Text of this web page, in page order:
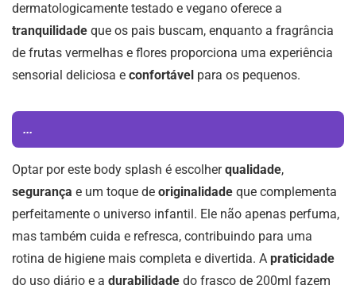
dermatologicamente testado e vegano oferece a
tranquilidade que os pais buscam, enquanto a fragrância
de frutas vermelhas e flores proporciona uma experiência
sensorial deliciosa e confortável para os pequenos.
...
Optar por este body splash é escolherqualidade,
segurança e um toque de originalidade que complementa
perfeitamente o universo infantil. Ele não apenas perfuma,
mas também cuida e refresca, contribuindo para uma
rotina de higiene mais completa e divertida. A praticidade
do uso diário e a durabilidade do frasco de 200ml fazem